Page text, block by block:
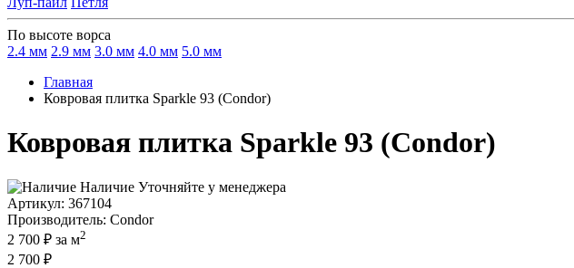
По высоте ворса
2.4 мм 2.9 мм 3.0 мм 4.0 мм 5.0 мм
Главная
Ковровая плитка Sparkle 93 (Condor)
Ковровая плитка Sparkle 93 (Condor)
Наличие Уточняйте у менеджера
Артикул: 367104
Производитель: Condor
2 700 ₽ за м2
2 700 ₽